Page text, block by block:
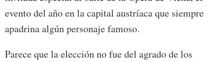
evento del año en la capital austríaca que siempre
apadrina algún personaje famoso.
Parece que la elección no fue del agrado de los